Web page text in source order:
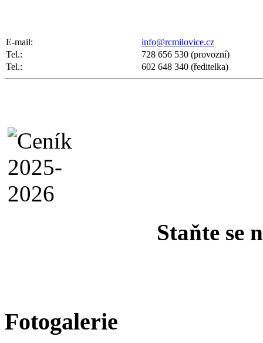
E-mail:
info@rcmilovice.cz
Tel.:
728 656 530 (provozní)
Tel.:
602 648 340 (ředitelka)
Staňte se
Fotogalerie